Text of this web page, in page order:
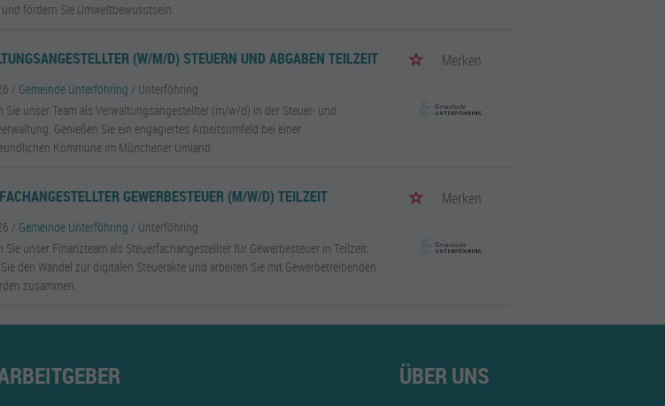
fördern Sie Umweltbewusstsein.
(W/M/D) STEUERN UND ABGABEN TEILZEIT Merken
/ Gemeinde Unterföhring / Unterföhring
Sie unser Team als Verwaltungsangestellter (m/w/d) in der Steuer- und
Genießen Sie ein engagiertes Arbeitsumfeld bei einer
Kommune im Münchener Umland.
GEWERBESTEUER (M/W/D) TEILZEIT Merken
/ Gemeinde Unterföhring / Unterföhring
Sie unser Finanzteam als Steuerfachangestellter für Gewerbesteuer in Teilzeit.
den Wandel zur digitalen Steuerakte und arbeiten Sie mit Gewerbetreibenden
zusammen.
ÜBER UNS